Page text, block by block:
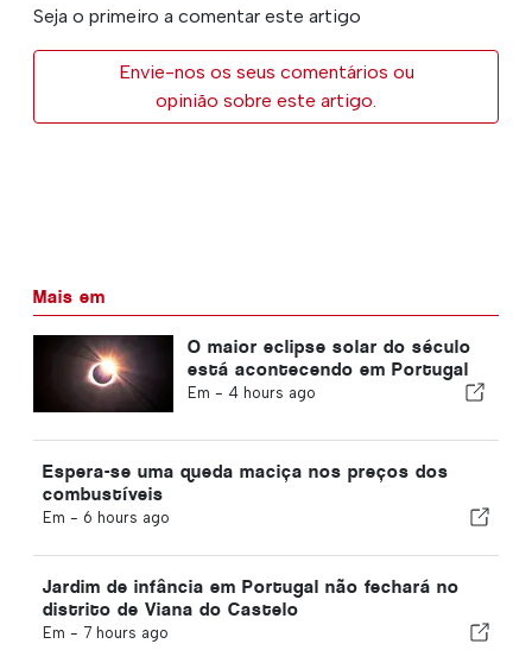
Seja o primeiro a comentar este artigo
Envie-nos os seus comentários ou
opinião sobre este artigo.
Mais em
O maior eclipse solar do século
está acontecendo em Portugal
Em - 4 hours ago
Espera-se uma queda maciça nos preços dos
combustíveis
Em - 6 hours ago
Jardim de infância em Portugal não fechará no
distrito de Viana do Castelo
Em - 7 hours ago